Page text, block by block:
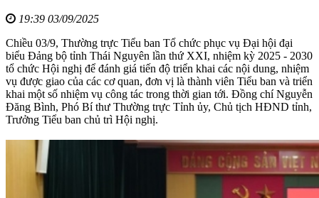
19:39 03/09/2025
Chiều 03/9, Thường trực Tiểu ban Tổ chức phục vụ Đại hội đại
biểu Đảng bộ tỉnh Thái Nguyên lần thứ XXI, nhiệm kỳ 2025 - 2030
tổ chức Hội nghị để đánh giá tiến độ triển khai các nội dung, nhiệm
vụ được giao của các cơ quan, đơn vị là thành viên Tiểu ban và triển
khai một số nhiệm vụ công tác trong thời gian tới. Đồng chí Nguyễn
Đăng Bình, Phó Bí thư Thường trực Tỉnh ủy, Chủ tịch HĐND tỉnh,
Trưởng Tiểu ban chủ trì Hội nghị.